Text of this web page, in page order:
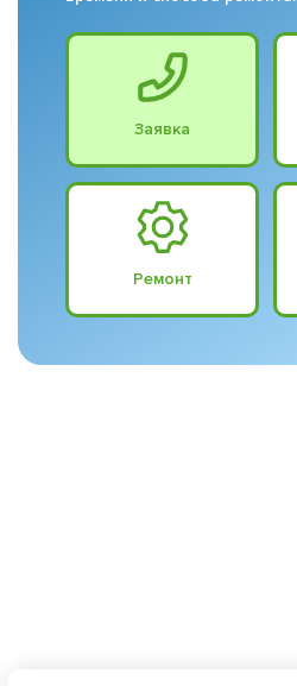
Заявка
Ремонт